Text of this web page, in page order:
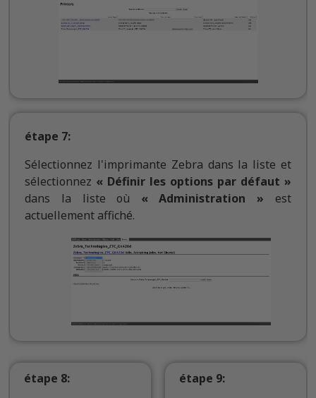
étape 7:
Sélectionnez l'imprimante Zebra dans la liste et
sélectionnez « Définir les options par défaut »
dans la liste où « Administration » est
actuellement affiché.
étape 8:
étape 9: